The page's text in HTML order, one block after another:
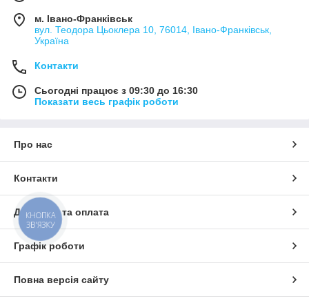
м. Івано-Франківськ
вул. Теодора Цьоклера 10, 76014, Івано-Франківськ,
Україна
Контакти
Сьогодні працює з 09:30 до 16:30
Показати весь графік роботи
Про нас
Контакти
Доставка та оплата
Графік роботи
Повна версія сайту
КНОПКА
ЗВ'ЯЗКУ